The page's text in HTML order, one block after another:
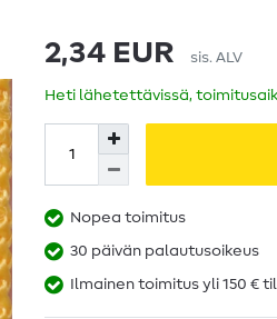
2,34 EUR sis. ALV
Heti lähetettävissä,
Nopea toimitus
30 päivän palautusoikeus
Ilmainen toimitus yli 150 €